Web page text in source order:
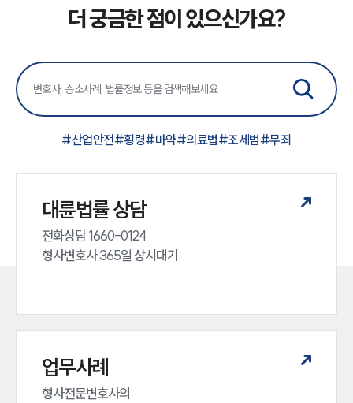
더 궁금한 점이 있으신가요?
#산업안전#횡령#마약#의료법#조세범#무죄
대륜법률 상담
전화상담 1660-0124
형사변호사 365일 상시대기
업무사례
형사전문변호사의